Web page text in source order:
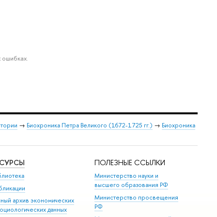
→ Биохроника Петра Великого (1672-1725 гг.) → Биохроника
архив экономических
данных
ПОЛЕЗНЫЕ ССЫЛКИ
Министерство науки и
высшего образования РФ
Министерство просвещения
РФ